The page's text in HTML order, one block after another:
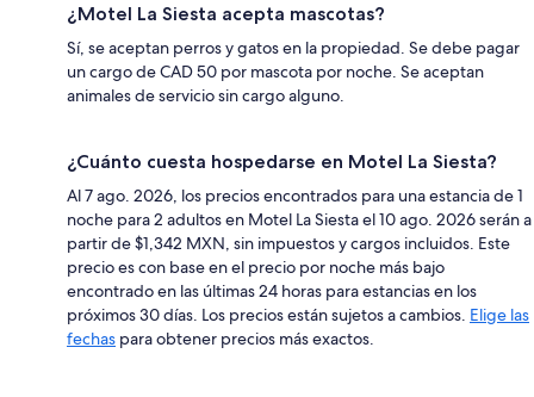
¿Motel La Siesta acepta mascotas?
Sí, se aceptan perros y gatos en la propiedad. Se debe pagar
un cargo de CAD 50 por mascota por noche. Se aceptan
animales de servicio sin cargo alguno.
¿Cuánto cuesta hospedarse en Motel La Siesta?
Al 7 ago. 2026, los precios encontrados para una estancia de 1
noche para 2 adultos en Motel La Siesta el 10 ago. 2026 serán a
partir de $1,342 MXN, sin impuestos y cargos incluidos. Este
precio es con base en el precio por noche más bajo
encontrado en las últimas 24 horas para estancias en los
próximos 30 días. Los precios están sujetos a cambios. Elige las
fechas para obtener precios más exactos.